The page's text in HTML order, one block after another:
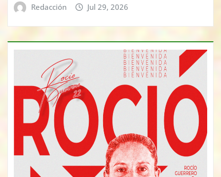
Redacción Jul 29, 2026